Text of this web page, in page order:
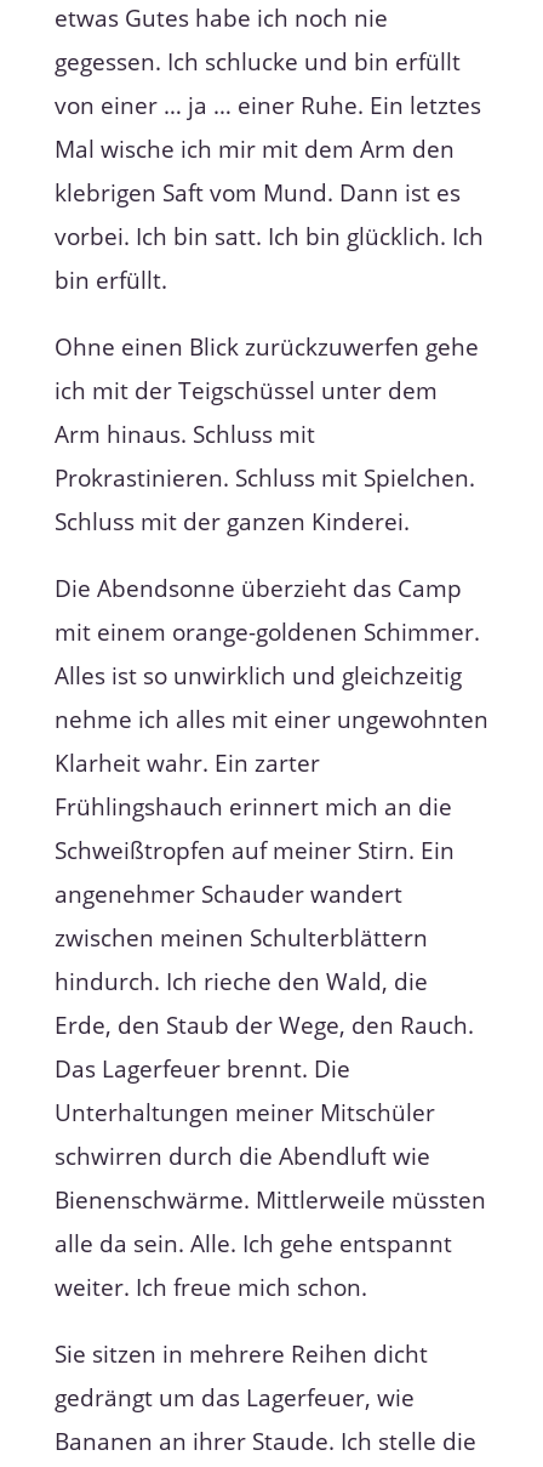
etwas Gutes habe ich noch nie
gegessen. Ich schlucke und bin erfüllt
von einer … ja … einer Ruhe. Ein letztes
Mal wische ich mir mit dem Arm den
klebrigen Saft vom Mund. Dann ist es
vorbei. Ich bin satt. Ich bin glücklich. Ich
bin erfüllt.
Ohne einen Blick zurückzuwerfen gehe
ich mit der Teigschüssel unter dem
Arm hinaus. Schluss mit
Prokrastinieren. Schluss mit Spielchen.
Schluss mit der ganzen Kinderei.
Die Abendsonne überzieht das Camp
mit einem orange-goldenen Schimmer.
Alles ist so unwirklich und gleichzeitig
nehme ich alles mit einer ungewohnten
Klarheit wahr. Ein zarter
Frühlingshauch erinnert mich an die
Schweißtropfen auf meiner Stirn. Ein
angenehmer Schauder wandert
zwischen meinen Schulterblättern
hindurch. Ich rieche den Wald, die
Erde, den Staub der Wege, den Rauch.
Das Lagerfeuer brennt. Die
Unterhaltungen meiner Mitschüler
schwirren durch die Abendluft wie
Bienenschwärme. Mittlerweile müssten
alle da sein. Alle. Ich gehe entspannt
weiter. Ich freue mich schon.
Sie sitzen in mehrere Reihen dicht
gedrängt um das Lagerfeuer, wie
Bananen an ihrer Staude. Ich stelle die